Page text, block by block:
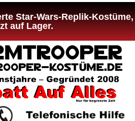
Star-Wars-Replik-Kostüme,
auf Lager.